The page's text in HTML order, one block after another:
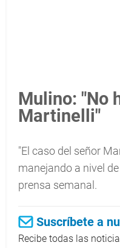
Mulino: "No
Martinelli"
"El caso del señor
manejando a nivel
prensa semanal.
Suscríbete a
Recibe todas las